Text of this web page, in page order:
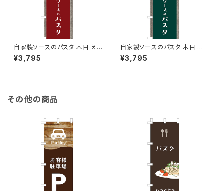
自家製ソースのパスタ 木目 えん
じ のぼり旗
¥3,795
自家製ソースのパスタ 木目 深
緑 のぼり旗
¥3,795
その他の商品